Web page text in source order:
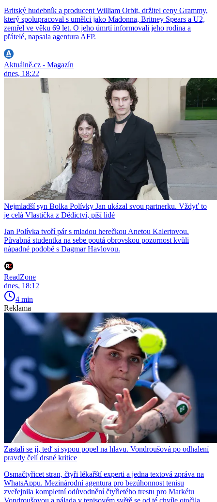
Britský hudebník a producent William Orbit, držitel ceny Grammy,
který spolupracoval s umělci jako Madonna, Britney Spears a U2,
zemřel ve věku 69 let. O jeho úmrtí informovali jeho rodina a
přátelé, napsala agentura AFP.
Aktuálně.cz - Magazín
dnes, 18:22
Nejmladší syn Bolka Polívky Jan ukázal svou partnerku. Vždyť to
je celá Vlastička z Dědictví, píší lidé
Jan Polívka tvoří pár s mladou herečkou Anetou Kalertovou.
Půvabná studentka na sebe poutá obrovskou pozornost kvůli
nápadné podobě s Dagmar Havlovou.
ReadZone
dnes, 18:12
4 min
Reklama
Zastali se jí, teď si sypou popel na hlavu. Vondroušová po odhalení
pravdy čelí drsné kritice
Osmačtyřicet stran, čtyři lékařští experti a jedna textová zpráva na
WhatsAppu. Mezinárodní agentura pro bezúhonnost tenisu
zveřejnila kompletní odůvodnění čtyřletého trestu pro Markétu
Vondroušovou a nálada v tenisovém světě se od té chvíle otočila.